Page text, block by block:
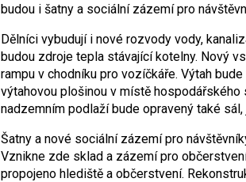
budou i šatny a sociální zázemí pro
Dělníci vybudují i nové rozvody vody,
budou zdroje tepla stávající kotelny. Nový
rampu v chodníku pro vozíčkáře. Výtah
výtahovou plošinou v místě
nadzemním podlaží bude opravený také
Šatny a nové sociální zázemí pro
Vznikne zde sklad a zázemí pro
propojeno hlediště a občerstvení.